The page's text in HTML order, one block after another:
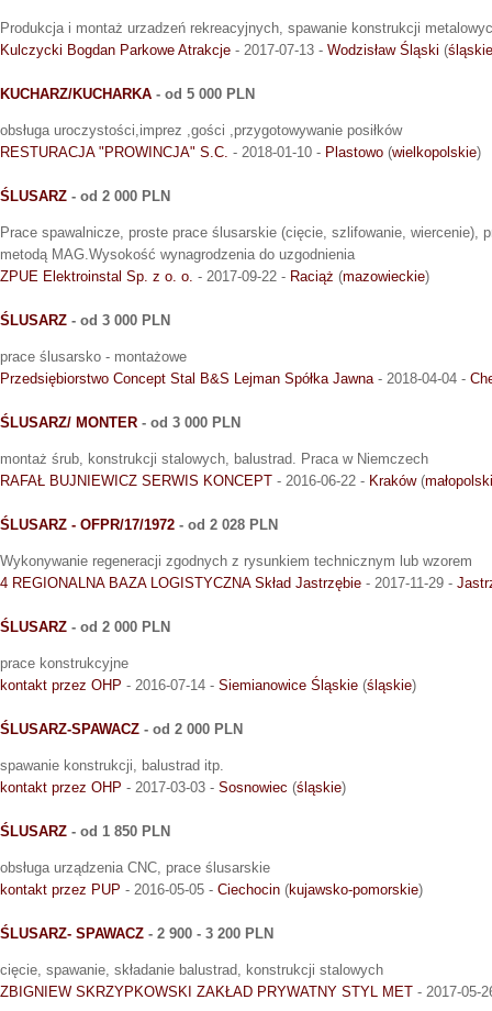
Produkcja i montaż urzadzeń rekreacyjnych, spawanie konstrukcji
Kulczycki Bogdan Parkowe Atrakcje - 2017-07-13 - Wodzisław Śląski (śląskie
KUCHARZ/KUCHARKA - od 5 000 PLN
obsługa uroczystości,imprez ,gości ,przygotowywanie posiłków
RESTURACJA "PROWINCJA" S.C. - 2018-01-10 - Plastowo (wielkopolskie)
ŚLUSARZ - od 2 000 PLN
Prace spawalnicze, proste prace ślusarskie (cięcie, szlifowanie, wiercenie),
metodą MAG.Wysokość wynagrodzenia do uzgodnienia
ZPUE Elektroinstal Sp. z o. o. - 2017-09-22 - Raciąż (mazowieckie)
ŚLUSARZ - od 3 000 PLN
prace ślusarsko - montażowe
Przedsiębiorstwo Concept Stal B&S Lejman Spółka Jawna- 2018-04-04 -
ŚLUSARZ/ MONTER - od 3 000 PLN
montaż śrub, konstrukcji stalowych, balustrad. Praca w Niemczech
RAFAŁ BUJNIEWICZ SERWIS KONCEPT - 2016-06-22 - Kraków(
ŚLUSARZ - OFPR/17/1972 - od 2 028 PLN
Wykonywanie regeneracji zgodnych z rysunkiem technicznym lub wzorem
4 REGIONALNA BAZA LOGISTYCZNA Skład Jastrzębie - 2017-11-29 -
ŚLUSARZ - od 2 000 PLN
prace konstrukcyjne
kontakt przez OHP - 2016-07-14 - Siemianowice Śląskie (śląskie)
ŚLUSARZ-SPAWACZ - od 2 000 PLN
spawanie konstrukcji, balustrad itp.
kontakt przez OHP - 2017-03-03 - Sosnowiec (śląskie)
ŚLUSARZ - od 1 850 PLN
obsługa urządzenia CNC, prace ślusarskie
kontakt przez PUP - 2016-05-05 - Ciechocin (kujawsko-pomorskie)
ŚLUSARZ- SPAWACZ - 2 900 - 3 200 PLN
cięcie, spawanie, składanie balustrad, konstrukcji stalowych
ZBIGNIEW SKRZYPKOWSKI ZAKŁAD PRYWATNY STYL MET - 2017-05-